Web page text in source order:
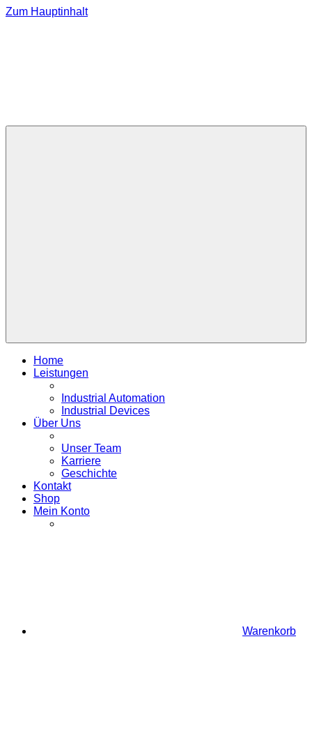
Zum Hauptinhalt
Home
Leistungen
Industrial Automation
Industrial Devices
Über Uns
Unser Team
Karriere
Geschichte
Kontakt
Shop
Mein Konto
Warenkorb